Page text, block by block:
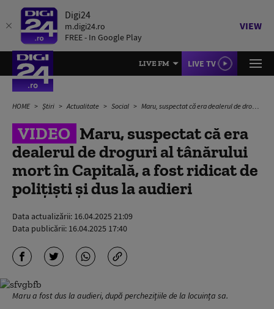
Digi24
m.digi24.ro
FREE - In Google Play
VIEW
LIVE FM LIVE TV
HOME Știri Actualitate Social Maru, suspectat că era dealerul de droguri al tânărului mort în Capitală, a fost ridicat de polițiști și dus la audieri
VIDEO Maru, suspectat că era
dealerul de droguri al tânărului
mort în Capitală, a fost ridicat de
polițiști și dus la audieri
Data actualizării: 16.04.2025 21:09
Data publicării: 16.04.2025 17:40
Maru a fost dus la audieri, după perchezițiile de la locuința sa.